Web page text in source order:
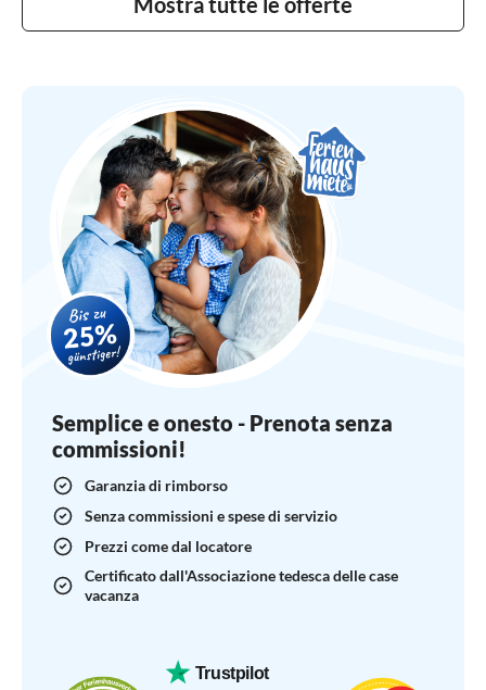
Semplice e onesto - Prenota senza
commissioni!
Garanzia di rimborso
Senza commissioni e spese di servizio
Prezzi come dal locatore
Certificato dall'Associazione tedesca delle case
vacanza